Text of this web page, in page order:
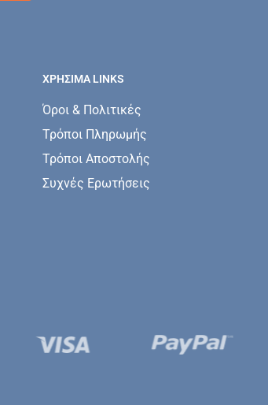
ΧΡΗΣΙΜΑ LINKS
Όροι & Πολιτικές
Τρόποι Πληρωμής
Τρόποι Αποστολής
Συχνές Ερωτήσεις